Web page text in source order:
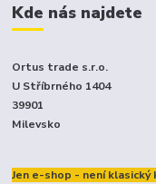
Kde nás najdete
Ortus trade s.r.o.
U Stříbrného 1404
39901
Milevsko
Jen e-shop - není klasický